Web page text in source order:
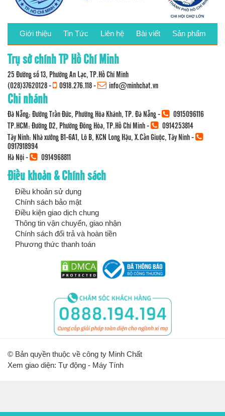
Giới thiệu Tin Tức Liên hệ Bài viết Sản phẩm
Trụ sở chính TP Hồ Chí Minh
25 Đường số 13, Phường An Lạc, TP.Hồ Chí Minh
(028)37620128- 0918.276.118- info@minhchat.vn
Chi nhánh
Đà Nẵng: Đường Trần Đức, Phường Hòa Khánh, TP. Đà Nẵng -
0915096116
TP.HCM: Đường D2, Phường Đông Hòa, TP.Hồ Chí Minh -
0914253814
Tây Ninh: Nhà xưởng B1-6A1, Lô B, KCN Long Hậu, X.Cần Giuộc, Tây Ninh -
0917918994
Hà Nội -
0914968811
Điều khoản & Chính sách
Điều khoản sử dụng
Chính sách bảo mật
Điều kiện giao dịch chung
Thông tin vận chuyển, giao nhận
Chính sách đổi trả và hoàn tiền
Phương thức thanh toán
© Bản quyền thuộc về công ty Minh Chất
Xem giao diện: Tự động - Máy Tính